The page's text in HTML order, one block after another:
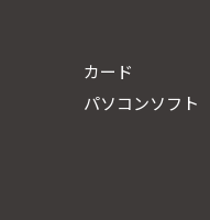
カード
パソコンソフト